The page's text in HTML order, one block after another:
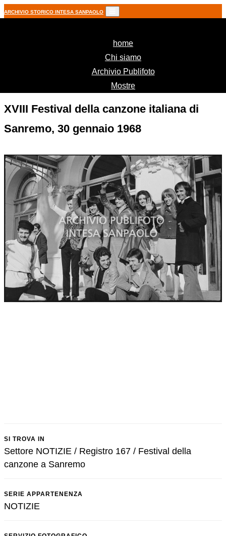
ARCHIVIO STORICO INTESA SANPAOLO
home(current)
Chi siamo
Archivio Publifoto
Mostre
XVIII Festival della canzone italiana di
Sanremo, 30 gennaio 1968
SI TROVA IN
Settore NOTIZIE / Registro 167 / Festival della
canzone a Sanremo
SERIE APPARTENENZA
NOTIZIE